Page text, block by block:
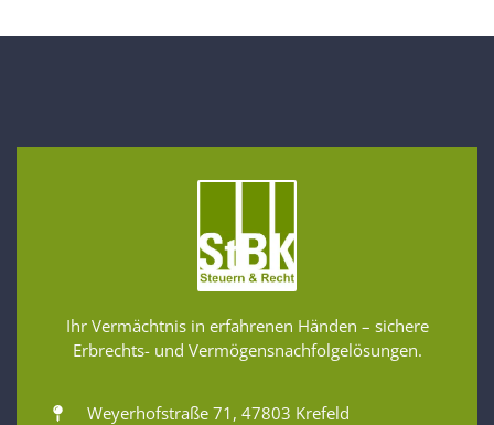
Ihr Vermächtnis in erfahrenen Händen – sichere
Erbrechts- und Vermögensnachfolgelösungen.
Weyerhofstraße 71, 47803 Krefeld